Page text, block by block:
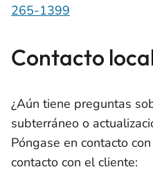
265-1399
Contacto
¿Aún tiene preguntas
subterráneo o
Póngase en contacto
contacto con el cliente: